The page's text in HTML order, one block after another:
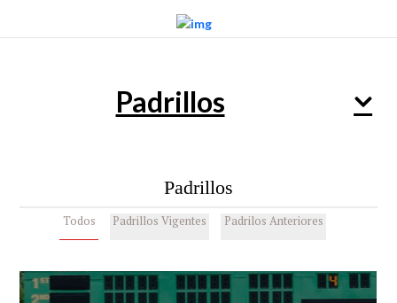
Padrillos
Padrillos
Todos Padrillos Vigentes Padrilos Anteriores